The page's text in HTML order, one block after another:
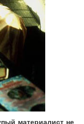
материалист не